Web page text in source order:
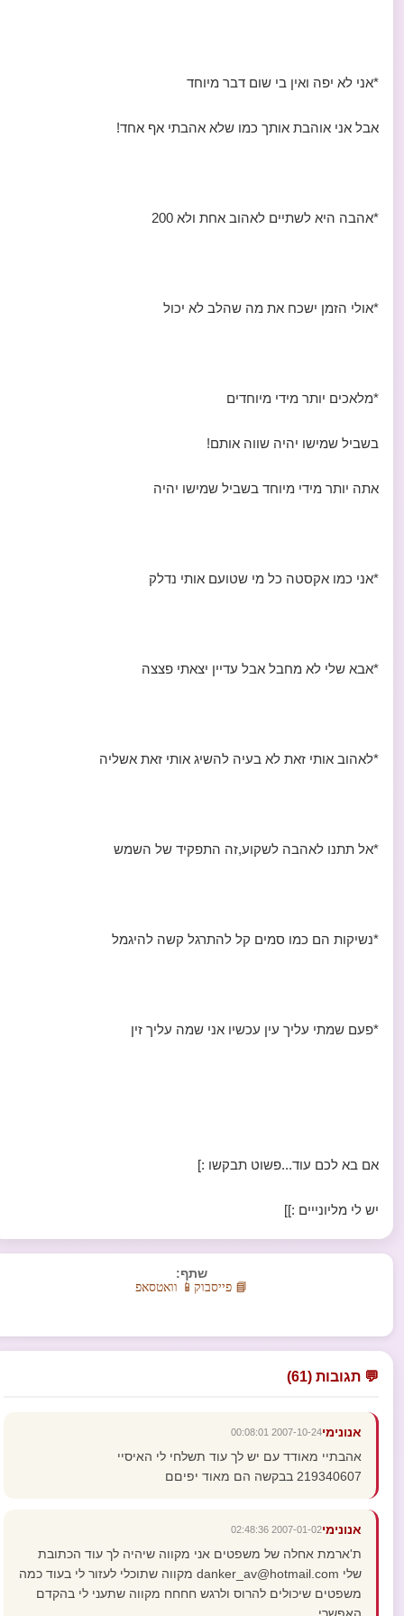
*אני לא יפה ואין בי שום דבר מיוחד
אבל אני אוהבת אותך כמו שלא אהבתי אף אחד!
*אהבה היא לשתיים לאהוב אחת ולא 200
*אולי הזמן ישכח את מה שהלב לא יכול
*מלאכים יותר מידי מיוחדים
בשביל שמישו יהיה שווה אותם!
אתה יותר מידי מיוחד בשביל שמישו יהיה
*אני כמו אקסטה כל מי שטועם אותי נדלק
*אבא שלי לא מחבל אבל עדיין יצאתי פצצה
*לאהוב אותי זאת לא בעיה להשיג אותי זאת אשליה
*אל תתנו לאהבה לשקוע,זה התפקיד של השמש
*נשיקות הם כמו סמים קל להתרגל קשה להיגמל
*פעם שמתי עליך עין עכשיו אני שמה עליך זין
אם בא לכם עוד...פשוט תבקשו :]
יש לי מליונייים :]]
שתף:
📘 פייסבוק 📱 וואטסאפ
💬 תגובות (61)
אנונימי2007-10-24 00:08:01
אהבתיי מאודד עם יש לך עוד תשלחי לי האיסיי
219340607 בבקשה הם מאוד יפיםם
אנונימי2007-01-02 02:48:36
ת'ארמת אחלה של משפטים אני מקווה שיהיה לך עוד הכתובת
שלי danker_av@hotmail.com מקווה שתוכלי לעזור לי בעוד כמה
משפטים שיכולים להרוס ולרגש חחחח מקווה שתעני לי בהקדם